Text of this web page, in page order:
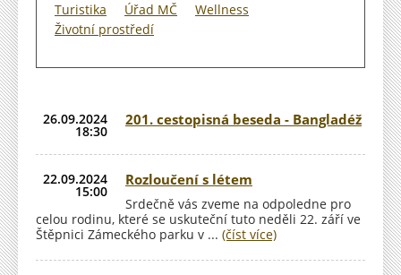
Turistika
Úřad MČ
Wellness
Životní prostředí
26.09.2024
18:30
201. cestopisná beseda - Bangladéž
22.09.2024
15:00
Rozloučení s létem
Srdečně vás zveme na odpoledne pro
celou rodinu, které se uskuteční tuto neděli 22. září ve
Štěpnici Zámeckého parku v ... (číst více)